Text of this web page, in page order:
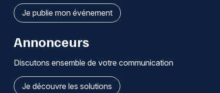
Je publie mon événement
Annonceurs
Discutons ensemble de votre communication
Je découvre les solutions